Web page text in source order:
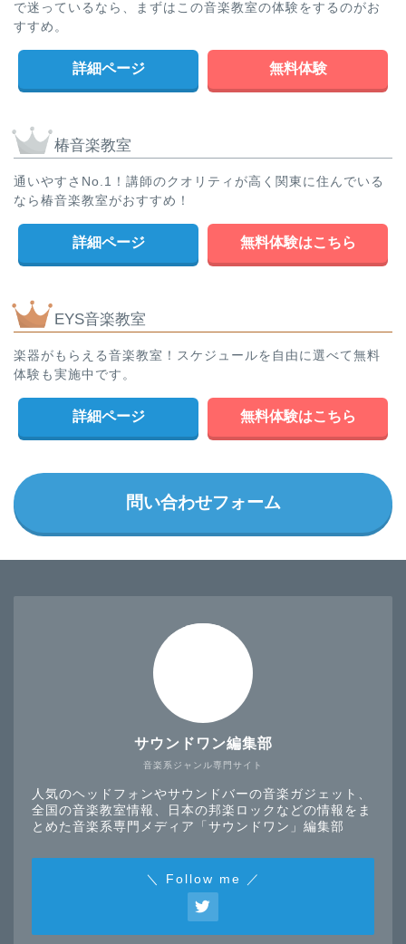
で迷っているなら、まずはこの音楽教室の体験をするのがお
すすめ。
詳細ページ 無料体験
椿音楽教室
通いやすさNo.1！講師のクオリティが高く関東に住んでいる
なら椿音楽教室がおすすめ！
詳細ページ 無料体験はこちら
EYS音楽教室
楽器がもらえる音楽教室！スケジュールを自由に選べて無料
体験も実施中です。
詳細ページ 無料体験はこちら
問い合わせフォーム
音楽系ジャンル専門サイト
サウンドワン編集部
人気のヘッドフォンやサウンドバーの音楽ガジェット、
全国の音楽教室情報、日本の邦楽ロックなどの情報をま
とめた音楽系専門メディア「サウンドワン」編集部
＼ Follow me ／